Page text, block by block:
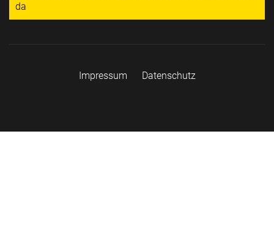
da
Impressum Datenschutz